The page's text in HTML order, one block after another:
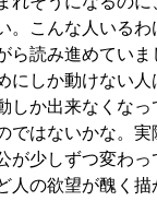
。こんな人いる
ら読み進めてい
にしか動けない人
しか出来なくな
ではないかな。実
が少しずつ変わ
人の欲望が醜く